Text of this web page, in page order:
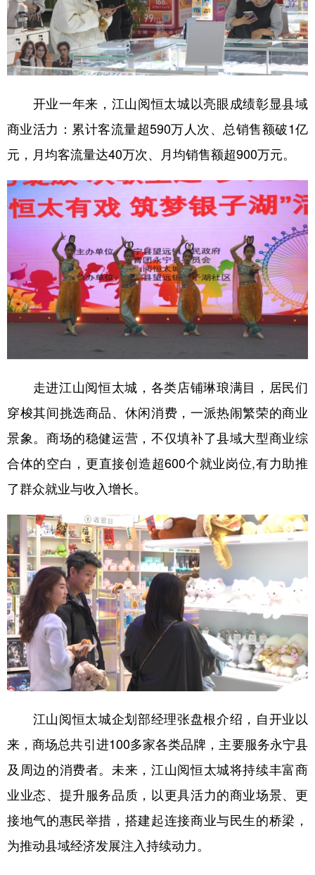
开业一年来，江山阅恒太城以亮眼成绩彰显县域
商业活力：累计客流量超590万人次、总销售额破1亿
元，月均客流量达40万次、月均销售额超900万元。
走进江山阅恒太城，各类店铺琳琅满目，居民们
穿梭其间挑选商品、休闲消费，一派热闹繁荣的商业
景象。商场的稳健运营，不仅填补了县域大型商业综
合体的空白，更直接创造超600个就业岗位,有力助推
了群众就业与收入增长。
江山阅恒太城企划部经理张盘根介绍，自开业以
来，商场总共引进100多家各类品牌，主要服务永宁县
及周边的消费者。未来，江山阅恒太城将持续丰富商
业业态、提升服务品质，以更具活力的商业场景、更
接地气的惠民举措，搭建起连接商业与民生的桥梁，
为推动县域经济发展注入持续动力。